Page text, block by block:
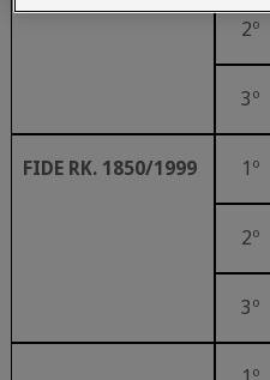
FIDE RK. 2000/2149
2º
3º
FIDE RK. 1850/1999 1º
2º
3º